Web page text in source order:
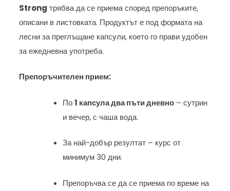
Strong трябва да се приема според препоръките,
описани в листовката. Продуктът е под формата на
лесни за преглъщане капсули, което го прави удобен
за ежедневна употреба.
Препоръчителен прием:
По1 капсула два пъти дневно – сутрин
и вечер, с чаша вода.
За най-добър резултат – курс от
минимум 30 дни.
Препоръчва се да се приема по време на